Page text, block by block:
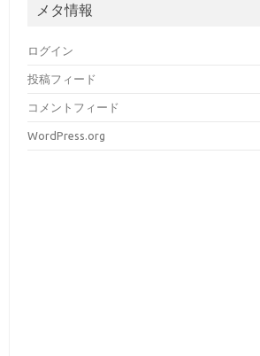
イメタ情報
ログイン
投稿フィード
コメントフィード
WordPress.org